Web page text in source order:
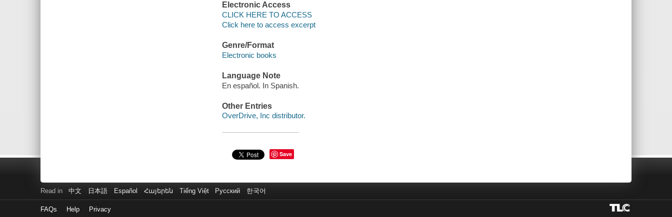
Electronic Access
CLICK HERE TO ACCESS
Click here to access excerpt
Genre/Format
Electronic books
Language Note
En español. In Spanish.
Other Entries
OverDrive, Inc distributor.
Save
Read in 中文 日本語 Español Հայերեն Tiếng Việt Русский 한국어
FAQs Help Privacy